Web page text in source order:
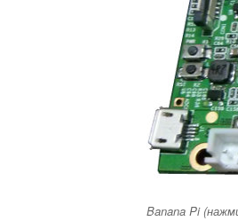
Banana Pi